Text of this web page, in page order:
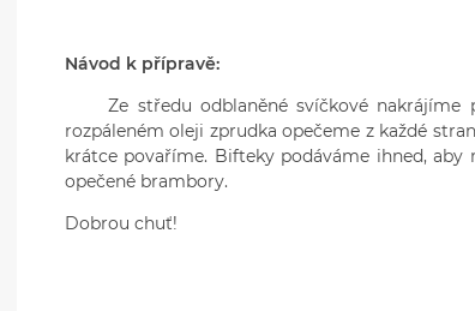
Návod k přípravě:
Ze středu odblaněné svíčkové nakrájíme
rozpáleném oleji zprudka opečeme z každé
krátce povaříme. Bifteky podáváme ihned,
opečené brambory.
Dobrou chuť!